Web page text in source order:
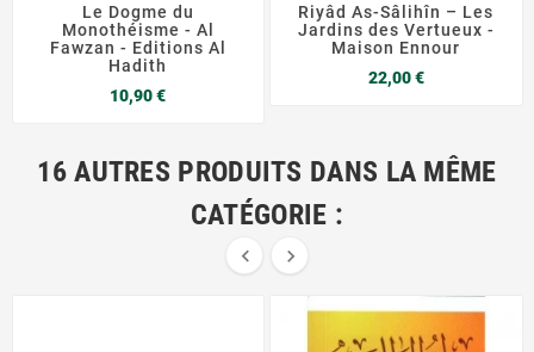
Le Dogme du
Monothéisme - Al
Fawzan - Editions Al
Hadith
10,90 €Prix
Riyâd As-Sâlihîn – Les
Jardins des Vertueux -
Maison Ennour
22,00 €Prix
16 AUTRES PRODUITS DANS LA MÊME
CATÉGORIE :
 